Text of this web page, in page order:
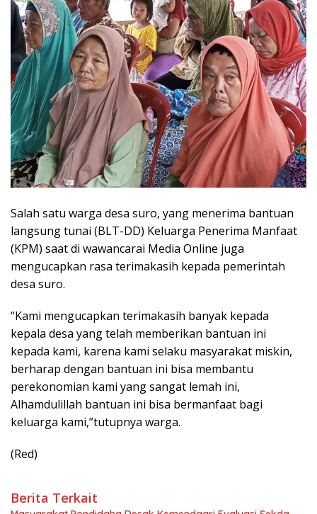
Salah satu warga desa suro, yang menerima bantuan
langsung tunai (BLT-DD) Keluarga Penerima Manfaat
(KPM) saat di wawancarai Media Online juga
mengucapkan rasa terimakasih kepada pemerintah
desa suro.
“Kami mengucapkan terimakasih banyak kepada
kepala desa yang telah memberikan bantuan ini
kepada kami, karena kami selaku masyarakat miskin,
berharap dengan bantuan ini bisa membantu
perekonomian kami yang sangat lemah ini,
Alhamdulillah bantuan ini bisa bermanfaat bagi
keluarga kami,”tutupnya warga.
(Red)
Berita Terkait